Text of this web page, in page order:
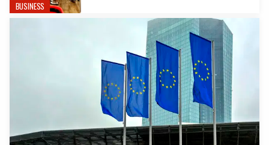
BUSINESS